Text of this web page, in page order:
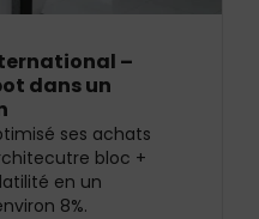
–
dans un
ses achats
bloc +
en un
8%.